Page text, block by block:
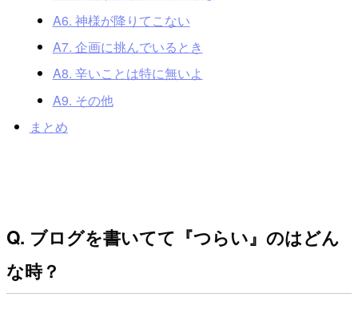
A6. 神様が降りてこない
A7. 企画に挑んでいるとき
A8. 辛いことは特に無いよ
A9. その他
まとめ
Q. ブログを書いてて『つらい』のはどん
な時？